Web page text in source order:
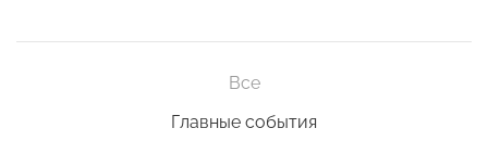
Все
Главные события